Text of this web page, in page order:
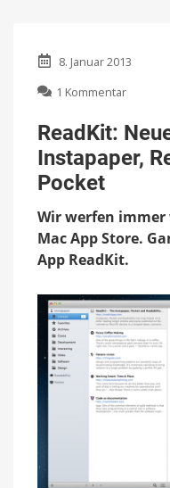
8. Januar 2013
1 Kommentar
Neue
Mac-
App
Pocket
ReadKit:
Instapaper,
Pocket
Wir werfen immer
Mac App Store.
App ReadKit.